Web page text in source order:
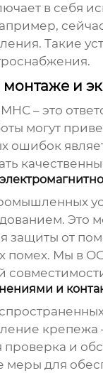
в себя
Такие
и
МНС– это
могут
ошибок
Это
защиты от
помех. Мы в
и
крепежа
проверка и
меры для